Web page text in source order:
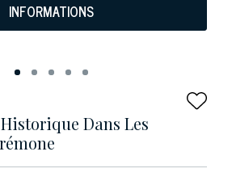
INFORMATIONS
Dans Les